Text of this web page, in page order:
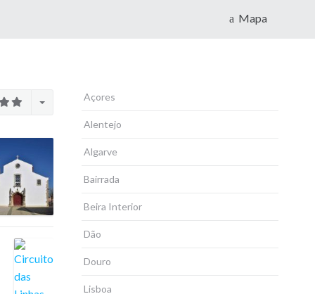
Mapa
Açores
Alentejo
Algarve
Bairrada
Beira Interior
Dão
Douro
Lisboa